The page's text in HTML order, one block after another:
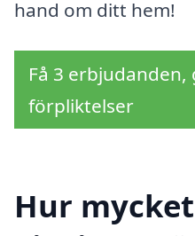
hand om ditt hem!
Få 3
förpliktelser
Hur